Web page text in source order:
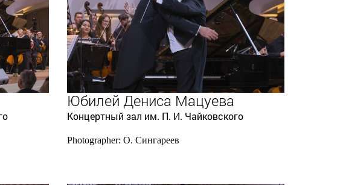
Юбилей Дениса Мацуева
Концертный зал им. П. И. Чайковского
Photographer: О. Сингареев